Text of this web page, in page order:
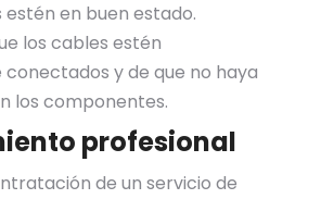
en buen estado.
los cables estén
y de que no haya
los componentes.
profesional
de un servicio de